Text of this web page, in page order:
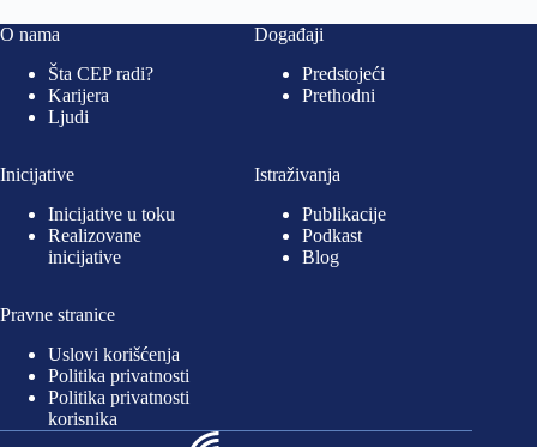
O nama
Šta CEP radi?
Karijera
Ljudi
Događaji
Predstojeći
Prethodni
Inicijative
Inicijative u toku
Realizovane
inicijative
Istraživanja
Publikacije
Podkast
Blog
Pravne stranice
Uslovi korišćenja
Politika privatnosti
Politika privatnosti
korisnika